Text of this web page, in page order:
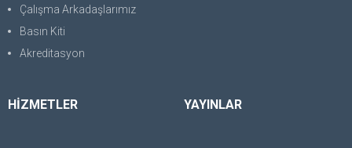
Çalışma Arkadaşlarımız
Basın Kiti
Akreditasyon
HİZMETLER YAYINLAR